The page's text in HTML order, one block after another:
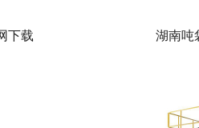
下载 湖南吨